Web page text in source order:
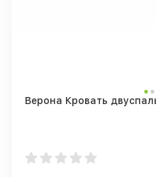
Верона Кровать